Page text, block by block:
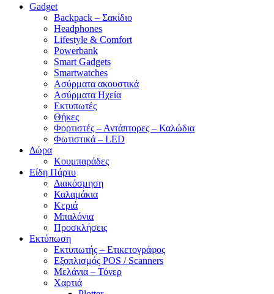
Gadget
Backpack – Σακίδιο
Headphones
Lifestyle & Comfort
Powerbank
Smart Gadgets
Smartwatches
Ασύρματα ακουστικά
Ασύρματα Ηχεία
Εκτυπωτές
Θήκες
Φορτιστές – Αντάπτορες – Καλώδια
Φωτιστικά – LED
Δώρα
Κουμπαράδες
Είδη Πάρτυ
Διακόσμηση
Καλαμάκια
Κεριά
Μπαλόνια
Προσκλήσεις
Εκτύπωση
Εκτυπωτής – Ετικετογράφος
Εξοπλισμός POS / Scanners
Μελάνια – Τόνερ
Χαρτιά